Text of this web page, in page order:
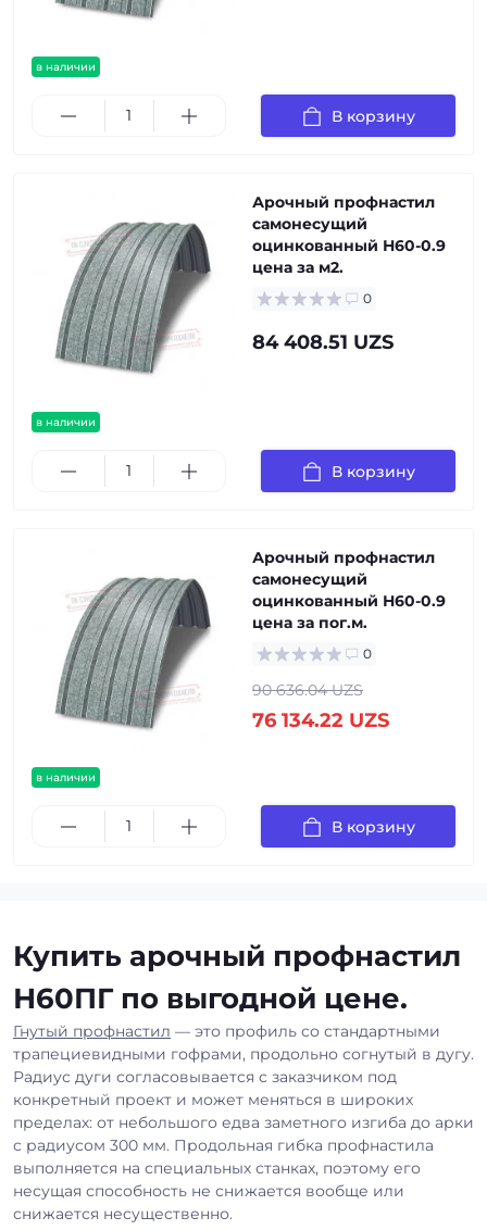
в наличии
В корзину
в наличии
Арочный профнастил
самонесущий
оцинкованный Н60-0.9
цена за м2.
0
84 408.51 UZS
В корзину
в наличии
Арочный профнастил
самонесущий
оцинкованный Н60-0.9
цена за пог.м.
0
90 636.04 UZS
76 134.22 UZS
В корзину
Купить арочный профнастил
Н60ПГ по выгодной цене.
Гнутый профнастил — это профиль со стандартными
трапециевидными гофрами, продольно согнутый в дугу.
Радиус дуги согласовывается с заказчиком под
конкретный проект и может меняться в широких
пределах: от небольшого едва заметного изгиба до арки
с радиусом 300 мм. Продольная гибка профнастила
выполняется на специальных станках, поэтому его
несущая способность не снижается вообще или
снижается несущественно.